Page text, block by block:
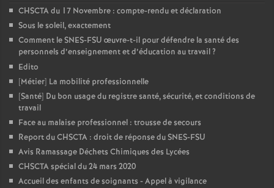
CHSCTA du 17 Novembre : compte-rendu et déclaration
Sous le soleil, exactement
Comment le SNES-FSU œuvre-t-il pour défendre la santé des
personnels d’enseignement et d’éducation au travail?
Edito
[Métier] La mobilité professionnelle
[Santé] Du bon usage du registre santé, sécurité, et conditions de
travail
Face au malaise professionnel : trousse de secours
Report du CHSCTA : droit de réponse du SNES-FSU
Avis Ramassage Déchets Chimiques des Lycées
CHSCTA spécial du 24 mars 2020
Accueil des enfants de soignants - Appel à vigilance